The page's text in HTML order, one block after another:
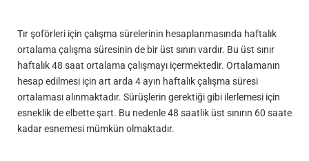
Tır şoförleri için çalışma sürelerinin hesaplanmasında haftalık
ortalama çalışma süresinin de bir üst sınırı vardır. Bu üst sınır
haftalık 48 saat ortalama çalışmayı içermektedir. Ortalamanın
hesap edilmesi için art arda 4 ayın haftalık çalışma süresi
ortalaması alınmaktadır. Sürüşlerin gerektiği gibi ilerlemesi için
esneklik de elbette şart. Bu nedenle 48 saatlik üst sınırın 60 saate
kadar esnemesi mümkün olmaktadır.